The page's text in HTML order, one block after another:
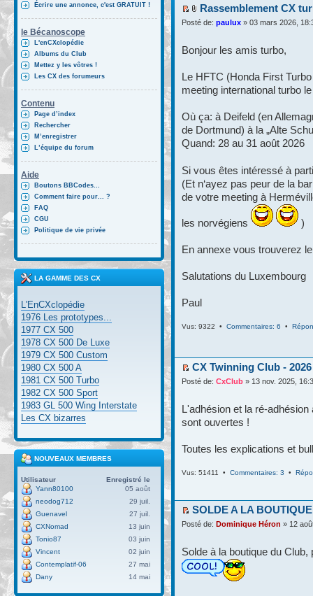
Écrire une annonce, c'est GRATUIT !
le Bécanoscope
L'enCXclopédie
Albums du Club
Mettez y les vôtres !
Les CX des forumeurs
Contenu
Page d’index
Rechercher
M’enregistrer
L’équipe du forum
Aide
Boutons BBCodes...
Comment faire pour... ?
FAQ
CGU
Politique de vie privée
LA GAMME DES CX
L'EnCXclopédie
1976 Les prototypes...
1977 CX 500
1978 CX 500 De Luxe
1979 CX 500 Custom
1980 CX 500 A
1981 CX 500 Turbo
1982 CX 500 Sport
1983 GL 500 Wing Interstate
Les CX bizarres
NOUVEAUX MEMBRES
Utilisateur
Enregistré le
Yann80100
05 août
neodog712
29 juil.
Guenavel
27 juil.
CXNomad
13 juin
Tonio87
03 juin
Vincent
02 juin
Contemplatif-06
27 mai
Dany
14 mai
Rassemblement CX
Posté de: paulux » 03 mars 2026,
Bonjour les amis turbo,
Le HFTC (Honda First
meeting international turbo
Où ça: à Deifeld (en
de Dortmund) à la „Alte
Quand: 28 au 31 août 2026
Si vous êtes intéressé à
(Et n‘ayez pas peur de la
de votre meeting à
les norvégiens )
En annexe vous trouverez
Salutations du Luxembourg
Paul
Vus: 9322 • Commentaires: 6 •
CX Twinning Club - 2026
Posté de: CxClub » 13 nov. 2025,
L'adhésion et la ré-
sont ouvertes !
Toutes les explications et
Vus: 51411 • Commentaires: 3 •
SOLDE A LA BOUTIQUE
Posté de: Dominique Héron » 12
Solde à la boutique du